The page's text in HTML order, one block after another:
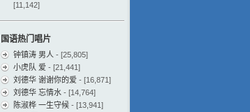
[11,142]
国语热门唱片
钟镇涛 男人 - [25,805]
小虎队 爱 - [21,441]
刘德华 谢谢你的爱 - [16,871]
刘德华 忘情水 - [14,764]
陈淑桦 一生守候 - [13,941]